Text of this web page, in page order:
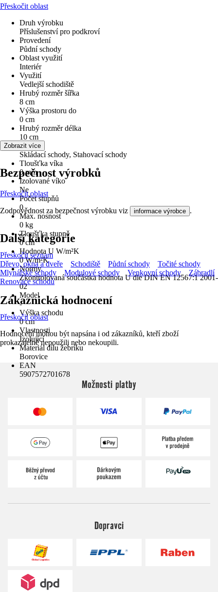
Přeskočit oblast
Druh výrobku
Příslušenství pro podkroví
Provedení
Půdní schody
Oblast využití
Interiér
Využití
Vedlejší schodiště
Hrubý rozměr šířka
8 cm
Výška prostoru do
0 cm
Hrubý rozměr délka
10 cm
Varianta
Skládací schody, Stahovací schody
Tloušťka víka
0 mm
Izolované víko
Ne
Počet stupňů
0
Max. nosnost
0 kg
Tloušťka stupně
0 cm
Hodnota U W/m²K
0 W/m²K
Normy
Zkontrolovaná součástka hodnota U dle DIN EN 12567:1 2001-
02
Model
-
Výška schodu
0 cm
Vlastnosti
Izolující
Materiál dílu žebríku
Borovice
EAN
5907572701678
Zobrazit více
Bezpečnost výrobků
Přeskočit oblast
Zodpovědnost za bezpečnost výrobku viz informace výrobce .
Další kategorie
Přeskočit seznam
Dřevo, okna a dveře
Schodiště Půdní schody
Točité schody
Mlynářské schody
Modulové schody Venkovní schody
Zábradlí
Renovace schodů
Zákaznická hodnocení
Přeskočit oblast
Hodnocení mohou být napsána i od zákazníků, kteří zboží
prokazatelně nepoužili nebo nekoupili.
Možnosti platby
Dopravci